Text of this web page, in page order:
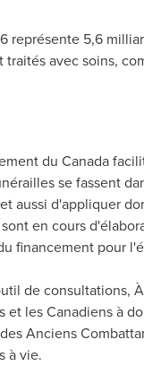
représente 5,6
traités avec soins,
du Canada
se fassent
aussi d'appliquer
en cours
financement pour
de consultations,
et les Canadiens à
Anciens
à vie.